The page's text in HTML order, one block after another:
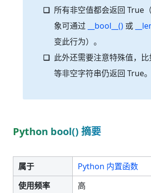
所有非空值都会返回 True
象可通过
__bool__() 或
变此行为）。
此外还需要注意特殊值，
等非空字符串仍返回 True。
Python bool() 摘要
属于
Python 内置函数
使用频率
高